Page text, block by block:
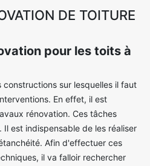
DE TOITURE
pour les toits à
constructions sur lesquelles il faut
En effet, il est
rénovation. Ces tâches
est indispensable de les réaliser
Afin d'effectuer ces
il va falloir rechercher